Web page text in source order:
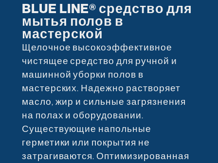
BLUE LINE® средство для
мытья полов в
мастерской
Щелочное высокоэффективное
чистящее средство для ручной и
машинной уборки полов в
мастерских. Надежно растворяет
масло, жир и сильные загрязнения
на полах и оборудовании.
Существующие напольные
герметики или покрытия не
затрагиваются. Оптимизированная